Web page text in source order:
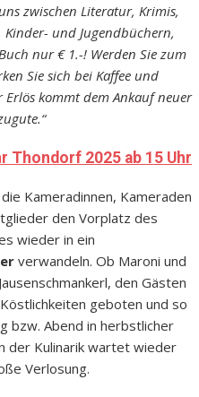
zwischen Literatur, Krimis,
und Jugendbüchern,
nur € 1.-! Werden Sie zum
Sie sich bei Kaffee und
Erlös kommt dem Ankauf neuer
Thondorf 2025 ab 15 Uhr
Kameradinnen, Kameraden
den Vorplatz des
wieder in ein
verwandeln. Ob Maroni und
den Gästen
geboten und so
bzw. Abend in herbstlicher
der Kulinarik wartet wieder
Verlosung.